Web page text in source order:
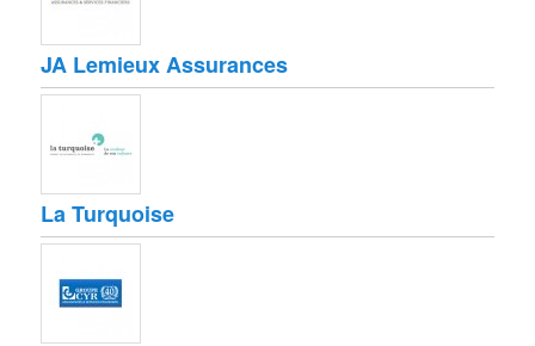
JA Lemieux Assurances
La Turquoise